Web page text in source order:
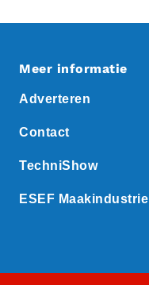
Meer informatie
Adverteren
Contact
TechniShow
ESEF Maakindustrie